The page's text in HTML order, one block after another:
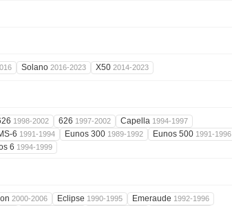
Solano 2016-2023 X50 2014-2023
1998-2002 626 1997-2002 Capella 1994-1997
6 1991-1994 Eunos 300 1989-1992 Eunos 500 1991-1996
6 1994-1999
2000-2006 Eclipse 1990-1995 Emeraude 1992-1996